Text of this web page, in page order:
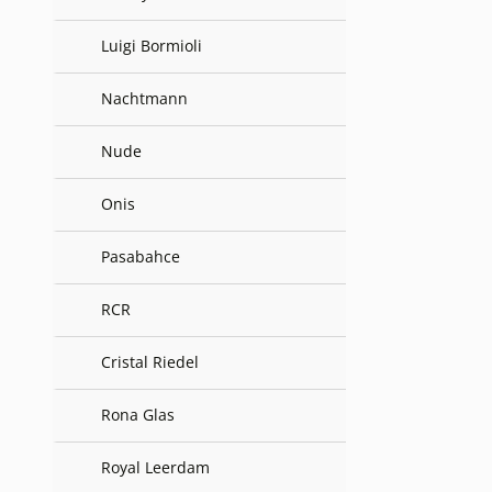
Luigi Bormioli
Nachtmann
Nude
Onis
Pasabahce
RCR
Cristal Riedel
Rona Glas
Royal Leerdam